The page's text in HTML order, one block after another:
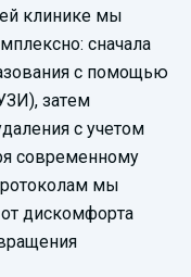
клинике мы
сначала
с помощью
затем
с учетом
современному
мы
дискомфорта